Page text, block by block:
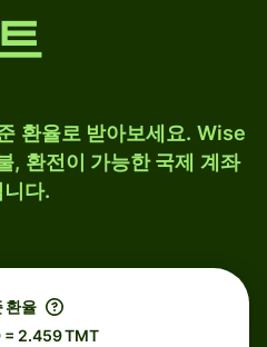
환율로 받아보세요. Wise
, 환전이 가능한 국제 계좌
니다.
환율
= 2.459 TMT